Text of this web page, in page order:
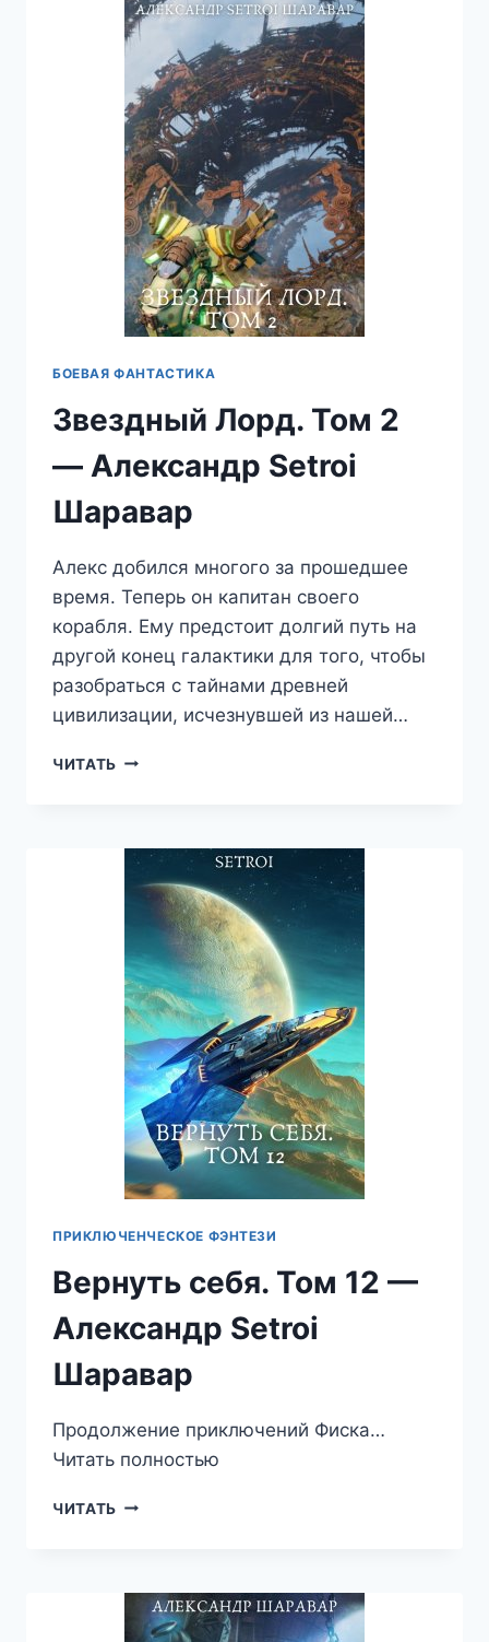
АЛЕКСАНДР
SETROI
ШАРАВАР
БОЕВАЯ ФАНТАСТИКА
Звездный Лорд. Том 2
— Александр Setroi
Шаравар
Алекс добился многого за прошедшее
время. Теперь он капитан своего
корабля. Ему предстоит долгий путь на
другой конец галактики для того, чтобы
разобраться с тайнами древней
цивилизации, исчезнувшей из нашей…
ЧИТАТЬ ЗВЕЗДНЫЙ
—
АЛЕКСАНДР
SETROI
ШАРАВАР
ПРИКЛЮЧЕНЧЕСКОЕ ФЭНТЕЗИ
Вернуть себя. Том 12 —
Александр Setroi
Шаравар
Продолжение приключений Фиска…
Читать полностью
ЧИТАТЬ ВЕРНУТЬ
—
АЛЕКСАНДР